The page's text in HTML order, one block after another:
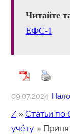
Читайте
ЕФС-1
09.07.2024
/» Статьи по
учёту»